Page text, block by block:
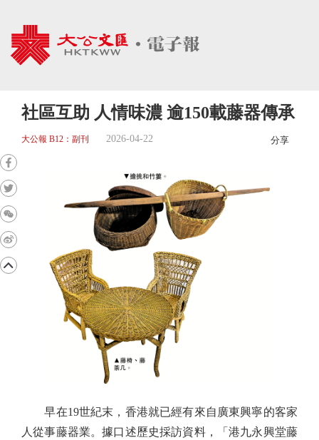
社區互助 人情味濃 逾150載藤器傳承
大公報 B12：副刊 2026-04-22 分享
早在19世紀末，香港就已經有來自廣東興寧的客家
人從事藤器業。據口述歷史採訪資料，「港九永興堂藤